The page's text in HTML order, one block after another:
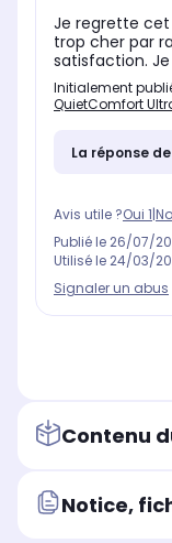
Je regrette
trop cher par
satisfaction. Je
Initialement
QuietComfort
La réponse
Avis utile ?Oui 1
Publié le 26/07/
Utilisé le 24/03/
Signaler un abus
Contenu
Notice,